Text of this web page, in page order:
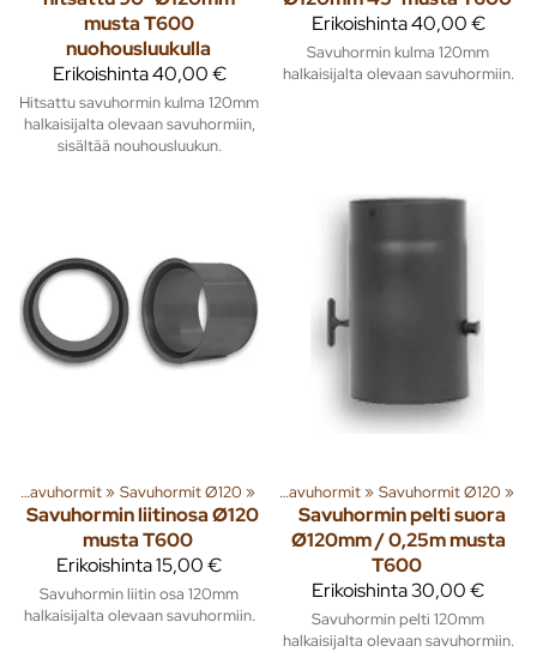
musta T600
nuohousluukulla
Erikoishinta40,00 €
Hitsattu savuhormin kulma 120mm
halkaisijalta olevaan savuhormiin,
sisältää nouhousluukun.
Erikoishinta40,00 €
Savuhormin kulma 120mm
halkaisijalta olevaan savuhormiin.
Savuhormit‪» Savuhormit Ø120 ‪»
Savuhormin liitinosa Ø120
musta T600
Erikoishinta15,00 €
Savuhormin liitin osa 120mm
halkaisijalta olevaan savuhormiin.
‪»Lämmitys ‪»Piiput ja tarvikkeet Savuhormit‪» Savuhormit Ø120 ‪»
Savuhormin pelti suora
Ø120mm / 0,25m musta
T600
Erikoishinta30,00 €
Savuhormin pelti 120mm
halkaisijalta olevaan savuhormiin.